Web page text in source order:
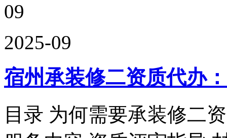
09
2025-09
宿州承装修二资质代办
目录 为何需要承装修二